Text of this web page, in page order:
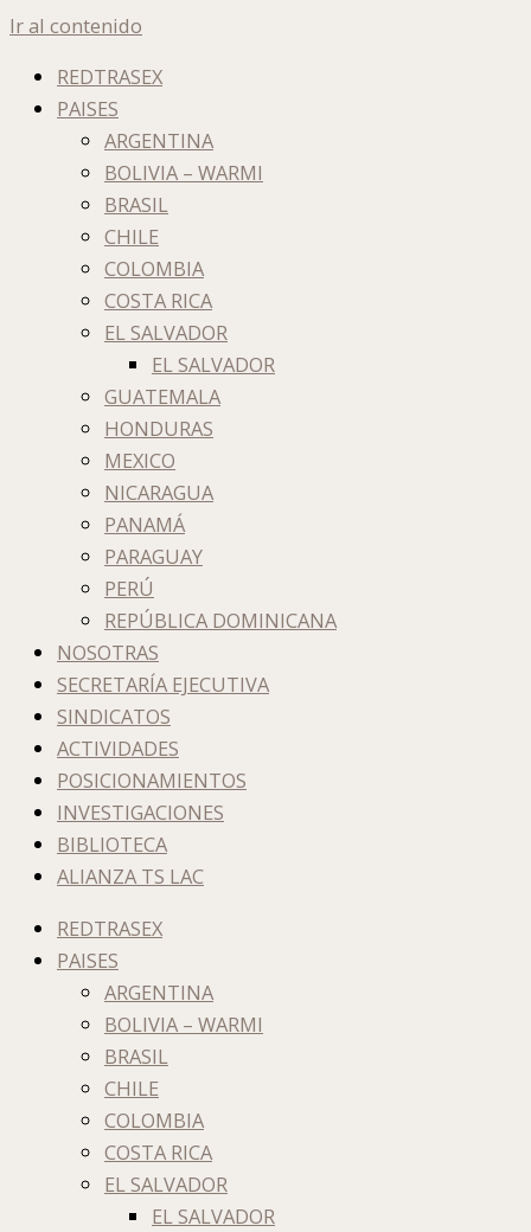
Ir al contenido
REDTRASEX
PAISES
ARGENTINA
BOLIVIA – WARMI
BRASIL
CHILE
COLOMBIA
COSTA RICA
EL SALVADOR
EL SALVADOR
GUATEMALA
HONDURAS
MEXICO
NICARAGUA
PANAMÁ
PARAGUAY
PERÚ
REPÚBLICA DOMINICANA
NOSOTRAS
SECRETARÍA EJECUTIVA
SINDICATOS
ACTIVIDADES
POSICIONAMIENTOS
INVESTIGACIONES
BIBLIOTECA
ALIANZA TS LAC
REDTRASEX
PAISES
ARGENTINA
BOLIVIA – WARMI
BRASIL
CHILE
COLOMBIA
COSTA RICA
EL SALVADOR
EL SALVADOR